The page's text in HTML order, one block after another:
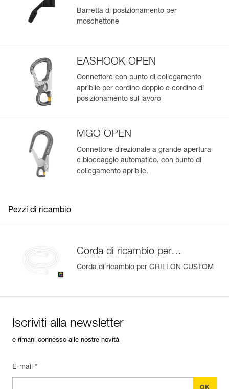
produzione.
Barretta di posizionamento per
moschettone
EASHOOK OPEN
Connettore con punto di collegamento
apribile per cordino doppio e cordino di
posizionamento sul lavoro
MGO OPEN
Connettore direzionale a grande apertura
e bloccaggio automatico, con punto di
collegamento apribile.
Pezzi di ricambio
Corda di ricambio per
GRILLON CUSTOM
Corda di ricambio per GRILLON CUSTOM
Iscriviti alla newsletter
e rimani connesso alle nostre novità
E-mail *